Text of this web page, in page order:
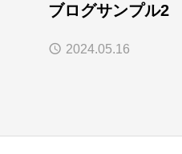
ブログサンプル2
2024.05.16